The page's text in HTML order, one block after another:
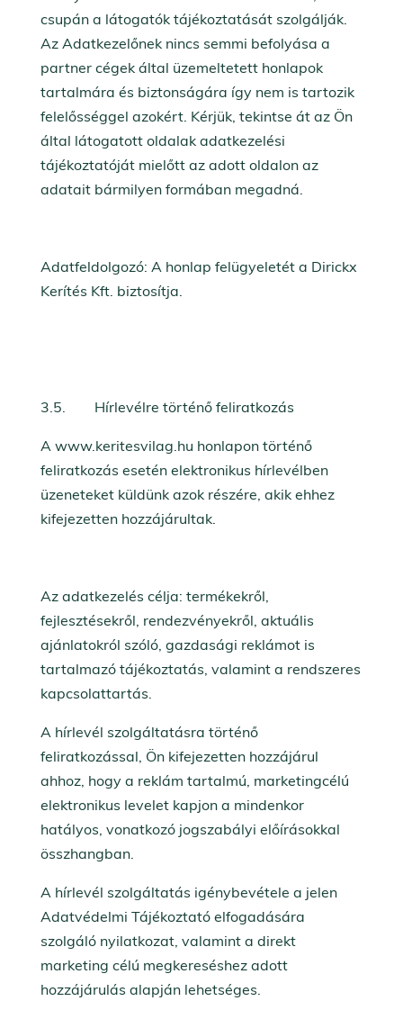
csupán a látogatók tájékoztatását szolgálják.
Az Adatkezelőnek nincs semmi befolyása a
partner cégek által üzemeltetett honlapok
tartalmára és biztonságára így nem is tartozik
felelősséggel azokért. Kérjük, tekintse át az Ön
által látogatott oldalak adatkezelési
tájékoztatóját mielőtt az adott oldalon az
adatait bármilyen formában megadná.
Adatfeldolgozó: A honlap felügyeletét a Dirickx
Kerítés Kft. biztosítja.
3.5. Hírlevélre történő feliratkozás
A www.keritesvilag.hu honlapon történő
feliratkozás esetén elektronikus hírlevélben
üzeneteket küldünk azok részére, akik ehhez
kifejezetten hozzájárultak.
Az adatkezelés célja: termékekről,
fejlesztésekről, rendezvényekről, aktuális
ajánlatokról szóló, gazdasági reklámot is
tartalmazó tájékoztatás, valamint a rendszeres
kapcsolattartás.
A hírlevél szolgáltatásra történő
feliratkozással, Ön kifejezetten hozzájárul
ahhoz, hogy a reklám tartalmú, marketingcélú
elektronikus levelet kapjon a mindenkor
hatályos, vonatkozó jogszabályi előírásokkal
összhangban.
A hírlevél szolgáltatás igénybevétele a jelen
Adatvédelmi Tájékoztató elfogadására
szolgáló nyilatkozat, valamint a direkt
marketing célú megkereséshez adott
hozzájárulás alapján lehetséges.